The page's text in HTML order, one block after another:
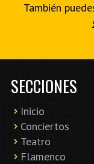
También
SECCIONES
Inicio
Conciertos
Teatro
Flamenco